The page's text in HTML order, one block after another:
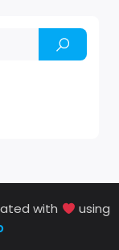
with
using